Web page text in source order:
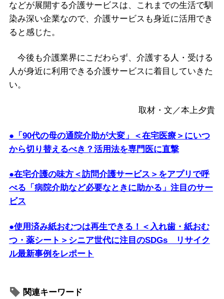
などが展開する介護サービスは、これまでの生活で馴
染み深い企業なので、介護サービスも身近に活用でき
ると感じた。
今後も介護業界にこだわらず、介護する人・受ける
人が身近に利用できる介護サービスに着目していきた
い。
取材・文／本上夕貴
●「90代の母の通院介助が大変」＜在宅医療＞にいつ
から切り替えるべき？活用法を専門医に直撃
●在宅介護の味方＜訪問介護サービス＞をアプリで呼
べる「病院介助など必要なときに助かる」注目のサー
ビス
●使用済み紙おむつは再生できる！＜入れ歯・紙おむ
つ・薬シート＞シニア世代に注目のSDGs リサイク
ル最新事例をレポート
関連キーワード